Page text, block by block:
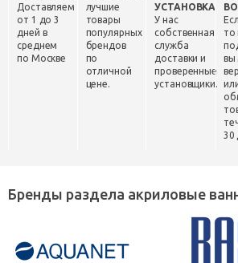
Доставляем
от 1 до 3
дней в
среднем
по Москве
лучшие
товары
популярных
брендов
по
отличной
цене.
УСТАНОВКА
У нас
собственная
служба
доставки и
проверенные
установщики.
то
вы
30
Бренды раздела акриловые